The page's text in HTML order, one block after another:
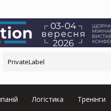
Логістика Тренінги